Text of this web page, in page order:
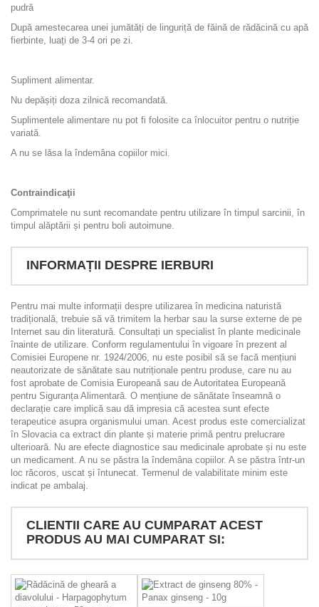
pudră
După amestecarea unei jumătăți de linguriță de făină de rădăcină cu apă
fierbinte, luați de 3-4 ori pe zi.
Supliment alimentar.
Nu depășiți doza zilnică recomandată.
Suplimentele alimentare nu pot fi folosite ca înlocuitor pentru o nutriție
variată.
A nu se lăsa la îndemâna copiilor mici.
Contraindicaţii
Comprimatele nu sunt recomandate pentru utilizare în timpul sarcinii, în
timpul alăptării și pentru boli autoimune.
INFORMAȚII DESPRE IERBURI
Pentru mai multe informații despre utilizarea în medicina naturistă
tradițională, trebuie să vă trimitem la herbar sau la surse externe de pe
Internet sau din literatură. Consultați un specialist în plante medicinale
înainte de utilizare. Conform regulamentului în vigoare în prezent al
Comisiei Europene nr. 1924/2006, nu este posibil să se facă mențiuni
neautorizate de sănătate sau nutriționale pentru produse, care nu au
fost aprobate de Comisia Europeană sau de Autoritatea Europeană
pentru Siguranța Alimentară. O mențiune de sănătate înseamnă o
declarație care implică sau dă impresia că acestea sunt efecte
terapeutice asupra organismului uman. Acest produs este comercializat
în Slovacia ca extract din plante și materie primă pentru prelucrare
ulterioară. Nu are efecte diagnostice sau medicinale aprobate și nu este
un medicament. A nu se păstra la îndemâna copiilor. A se păstra într-un
loc răcoros, uscat și întunecat. Termenul de valabilitate minim este
indicat pe ambalaj.
CLIENTII CARE AU CUMPARAT ACEST
PRODUS AU MAI CUMPARAT SI: